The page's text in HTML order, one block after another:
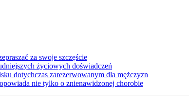
za swoje szczęście
życiowych doświadczeń
dotychczas zarezerwowanym dla mężczyzn
nie tylko o znienawidzonej chorobie